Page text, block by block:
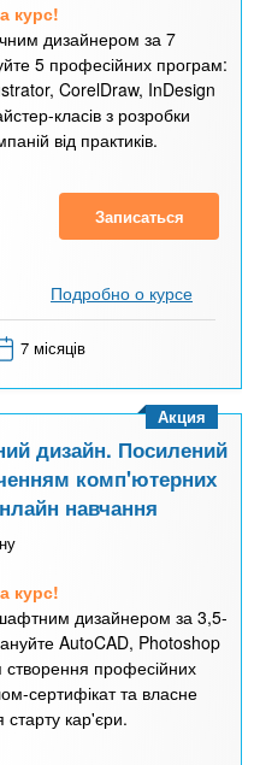
курс!
дизайнером за 7
5 професійних програм:
CorelDraw, InDesign
класів з розробки
від практиків.
Записаться
Подробно о курсе
7 місяців
дизайн. Посилений
комп'ютерних
навчання
курс!
дизайнером за 3,5-
AutoCAD, Photoshop
професійних
сертифікат та власне
кар'єри.
Акция